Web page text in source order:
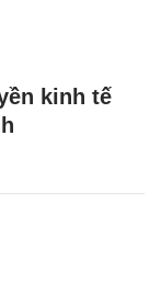
kinh tế